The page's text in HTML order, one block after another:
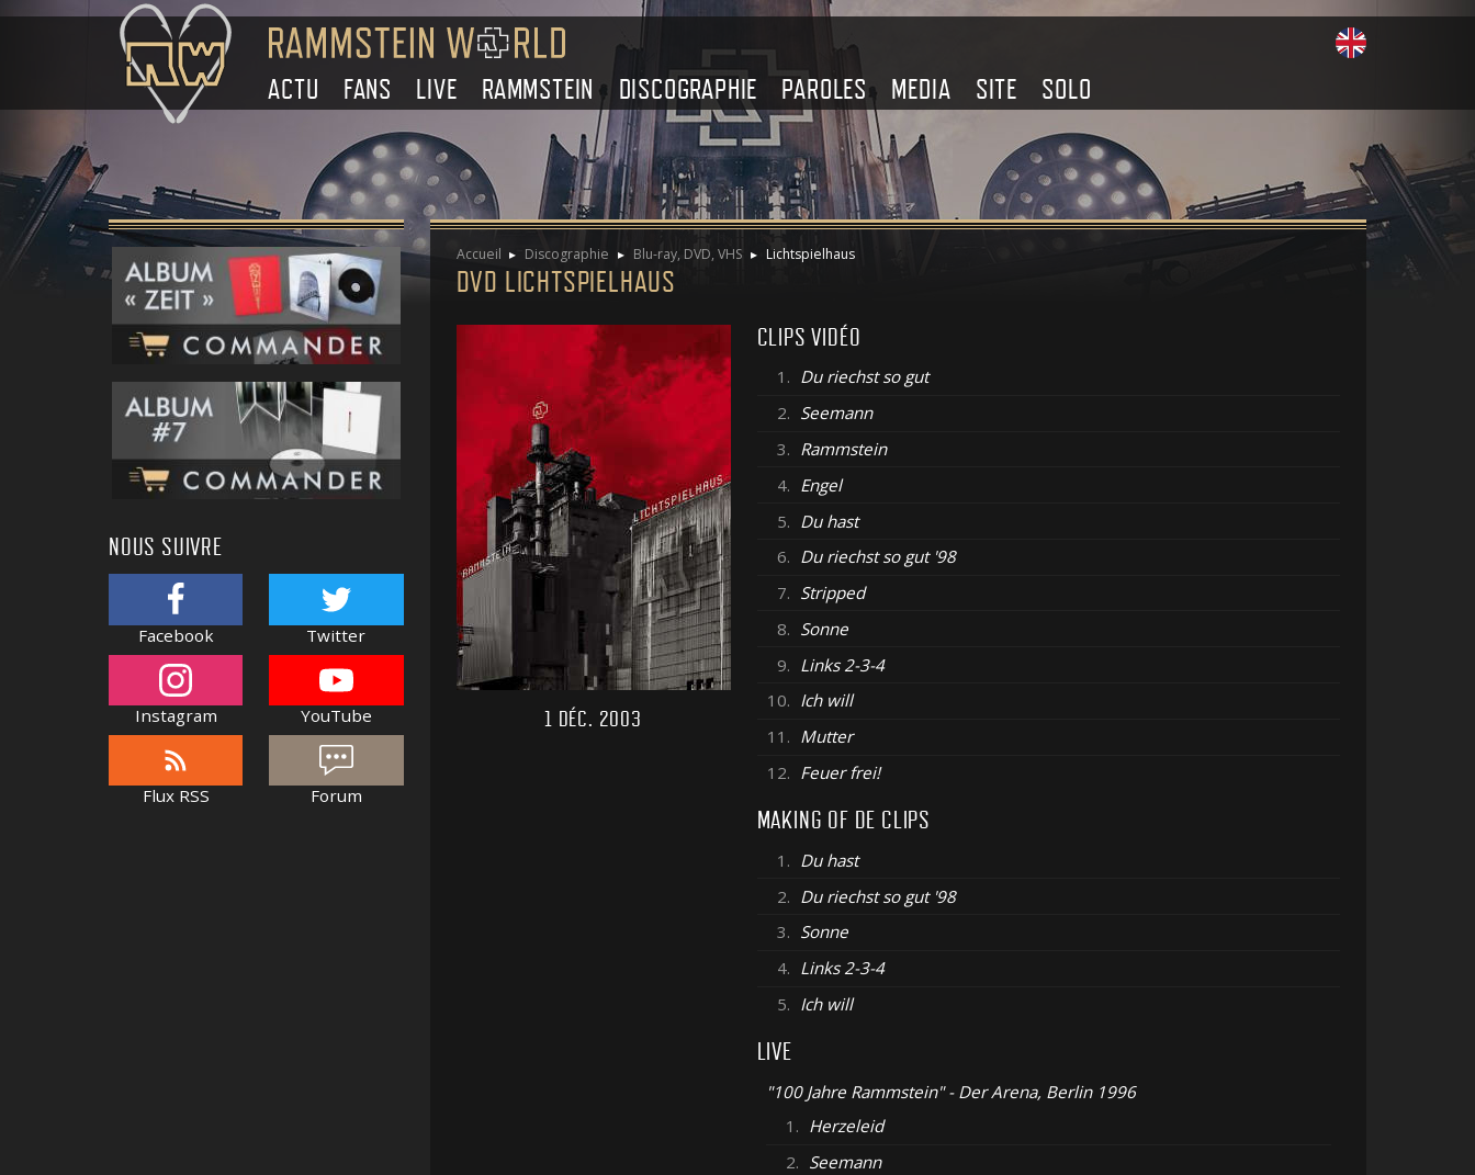
ACTU FANS LIVE RAMMSTEIN DISCOGRAPHIE PAROLES MEDIA SITE SOLO
Accueil Discographie Blu-ray, DVD, VHS Lichtspielhaus
DVD LICHTSPIELHAUS
1 DÉC. 2003
CLIPS VIDÉO
1. Du riechst so gut
2. Seemann
3. Rammstein
4. Engel
5. Du hast
6. Du riechst so gut '98
7. Stripped
8. Sonne
9. Links 2-3-4
10. Ich will
11. Mutter
12. Feuer frei!
MAKING OF DE CLIPS
1. Du hast
2. Du riechst so gut '98
3. Sonne
4. Links 2-3-4
5. Ich will
LIVE
"100 Jahre Rammstein" - Der Arena, Berlin 1996
1. Herzeleid
2. Seemann
NOUS SUIVRE
Facebook Twitter
Instagram YouTube
Flux RSS Forum